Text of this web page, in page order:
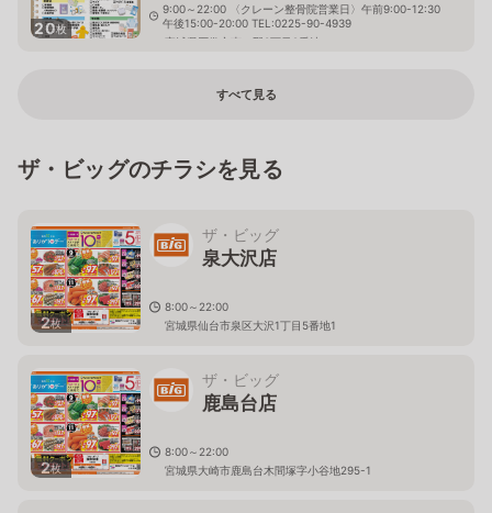
20枚
9:00～22:00 〈クレーン整骨院営業日〉午前9:00-12:30
午後15:00-20:00 TEL:0225-90-4939
宮城県石巻市恵み野3丁目2番地１４
すべて見る
ザ・ビッグのチラシを見る
2枚
ザ・ビッグ
泉大沢店
8:00～22:00
宮城県仙台市泉区大沢1丁目5番地1
2枚
ザ・ビッグ
鹿島台店
8:00～22:00
宮城県大崎市鹿島台木間塚字小谷地295-1